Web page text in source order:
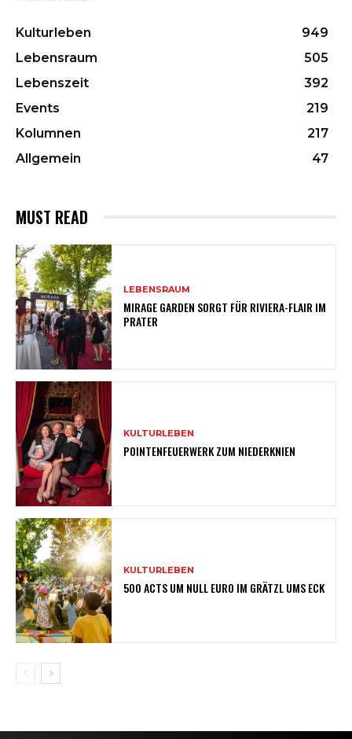
Kulturleben
949
Lebensraum
505
Lebenszeit
392
Events
219
Kolumnen
217
Allgemein
47
MUST READ
LEBENSRAUM
MIRAGE GARDEN SORGT FÜR RIVIERA-FLAIR IM
PRATER
KULTURLEBEN
POINTENFEUERWERK ZUM NIEDERKNIEN
KULTURLEBEN
500 ACTS UM NULL EURO IM GRÄTZL UMS ECK